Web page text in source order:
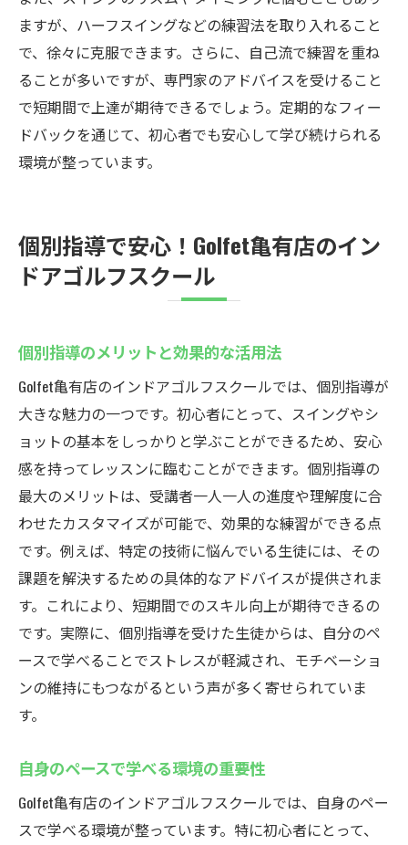
ますが、ハーフスイングなどの練習法を取り入れること
で、徐々に克服できます。さらに、自己流で練習を重ね
ることが多いですが、専門家のアドバイスを受けること
で短期間で上達が期待できるでしょう。定期的なフィー
ドバックを通じて、初心者でも安心して学び続けられる
環境が整っています。
個別指導で安心！Golfet亀有店のイン
ドアゴルフスクール
個別指導のメリットと効果的な活用法
Golfet亀有店のインドアゴルフスクールでは、個別指導が
大きな魅力の一つです。初心者にとって、スイングやシ
ョットの基本をしっかりと学ぶことができるため、安心
感を持ってレッスンに臨むことができます。個別指導の
最大のメリットは、受講者一人一人の進度や理解度に合
わせたカスタマイズが可能で、効果的な練習ができる点
です。例えば、特定の技術に悩んでいる生徒には、その
課題を解決するための具体的なアドバイスが提供されま
す。これにより、短期間でのスキル向上が期待できるの
です。実際に、個別指導を受けた生徒からは、自分のペ
ースで学べることでストレスが軽減され、モチベーショ
ンの維持にもつながるという声が多く寄せられていま
す。
自身のペースで学べる環境の重要性
Golfet亀有店のインドアゴルフスクールでは、自身のペー
スで学べる環境が整っています。特に初心者にとって、